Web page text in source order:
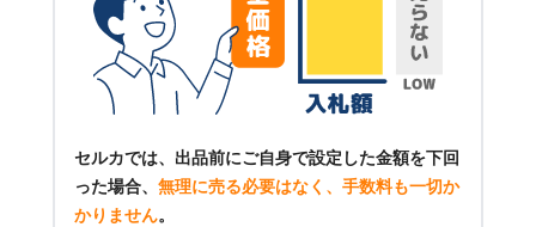
セルカでは、出品前にご自身で設定した金額を下回
った場合、 無理に売る必要はなく、手数料も一切か
かりません。